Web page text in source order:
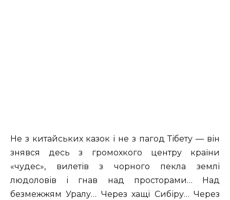
Не з китайських казок і не з пагод Тібету — він
знявся десь з громохкого центру країни
«чудес», вилетів з чорного пекла землі
людоловів і гнав над просторами… Над
безмежжям Уралу… Через хащі Сибіру… Через